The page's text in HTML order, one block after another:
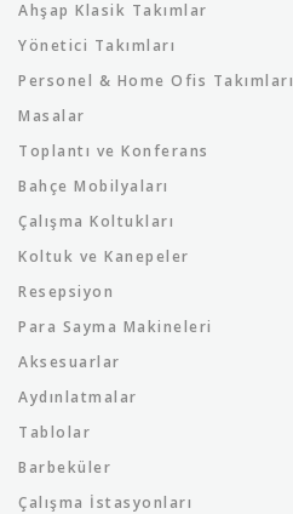
Ahşap Klasik Takımlar
Yönetici Takımları
Personel & Home Ofis Takımları
Masalar
Toplantı ve Konferans
Bahçe Mobilyaları
Çalışma Koltukları
Koltuk ve Kanepeler
Resepsiyon
Para Sayma Makineleri
Aksesuarlar
Aydınlatmalar
Tablolar
Barbeküler
Çalışma İstasyonları